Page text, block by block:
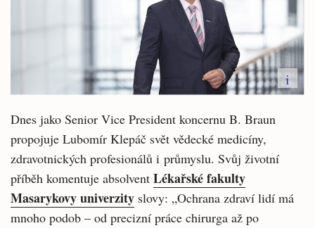
i
Dnes jako Senior Vice President koncernu B. Braun
propojuje Lubomír Klepáč svět vědecké medicíny,
zdravotnických profesionálů i průmyslu. Svůj životní
příběh komentuje absolvent Lékařské fakulty
Masarykovy univerzity slovy: „Ochrana zdraví lidí má
mnoho podob – od precizní práce chirurga až po